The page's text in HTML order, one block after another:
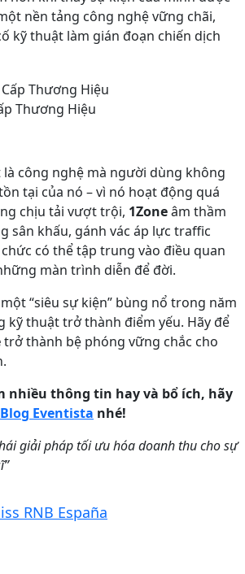
nền tảng công nghệ vững chãi,
kỹ thuật làm gián đoạn chiến dịch
Thương Hiệu
công nghệ mà người dùng không
tại của nó – vì nó hoạt động quá
chịu tải vượt trội, 1Zoneâm thầm
sân khấu, gánh vác áp lực traffic
có thể tập trung vào điều quan
màn trình diễn để đời.
“siêu sự kiện” bùng nổ trong năm
kỹ thuật trở thành điểm yếu. Hãy để
trở thành bệ phóng vững chắc cho
nhiều thông tin hay và bổ ích, hãy
Blog Eventista nhé!
giải pháp tối ưu hóa doanh thu cho sự
”
RNB España